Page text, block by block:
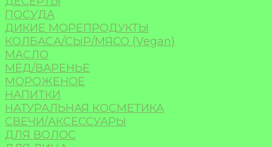
ПОСУДА
ДИКИЕ МОРЕПРОДУКТЫ
КОЛБАСА/СЫР/МЯСО (Vegan)
МАСЛО
МЁД/ВАРЕНЬЕ
МОРОЖЕНОЕ
НАПИТКИ
НАТУРАЛЬНАЯ КОСМЕТИКА
СВЕЧИ/АКСЕССУАРЫ
ДЛЯ ВОЛОС